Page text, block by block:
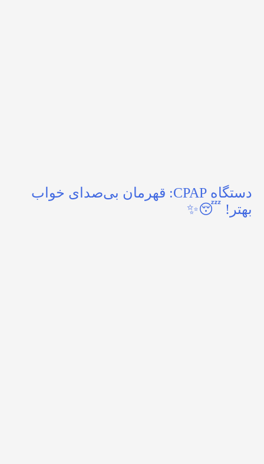
دستگاه CPAP: قهرمان بی‌صدای خواب
بهتر! 😴✨